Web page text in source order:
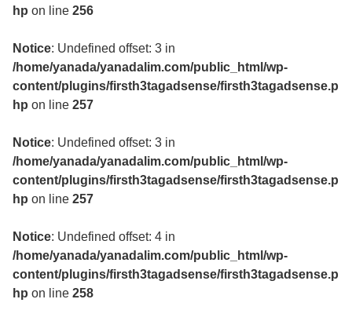
hp on line256
Notice: Undefined offset: 3 in
/home/yanada/yanadalim.com/public_html/wp-
content/plugins/firsth3tagadsense/firsth3tagadsense.p
hp on line257
Notice: Undefined offset: 3 in
/home/yanada/yanadalim.com/public_html/wp-
content/plugins/firsth3tagadsense/firsth3tagadsense.p
hp on line257
Notice: Undefined offset: 4 in
/home/yanada/yanadalim.com/public_html/wp-
content/plugins/firsth3tagadsense/firsth3tagadsense.p
hp on line258